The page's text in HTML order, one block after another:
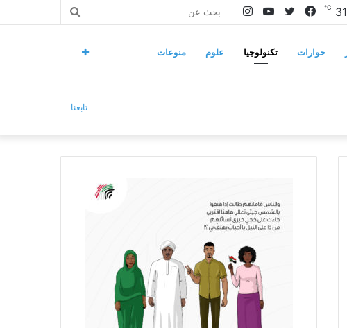
بحث
انستقراميوتيوبتويتر
فيسبوك 31
℃
حوارات تكنولوجيا علوم منوعات
تابعنا